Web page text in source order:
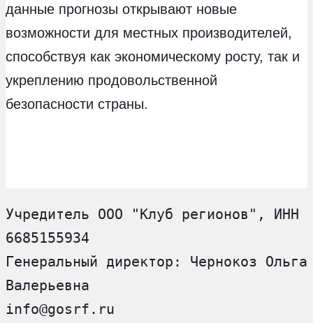
данные прогнозы открывают новые
возможности для местных производителей,
способствуя как экономическому росту, так и
укреплению продовольственной
безопасности страны.
Учредитель ООО "Клуб регионов", ИНН
6685155934
Генеральный директор: Чернокоз Ольга
Валерьевна
info@gosrf.ru